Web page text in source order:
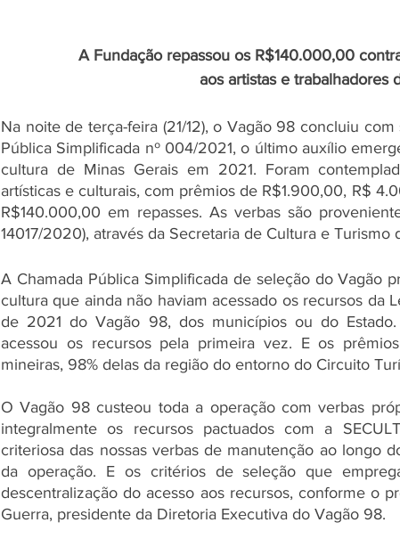
A Fundação repassou os R$140.000,00
aos artistas e trabalhadores
Na noite de terça-feira (21/12), o Vagão 98 concluiu
Pública Simplificada nº 004/2021, o último auxílio
cultura de Minas Gerais em 2021. Foram
artísticas e culturais, com prêmios de R$1.900,00, R$
R$140.000,00 em repasses. As verbas são
14017/2020), através da Secretaria de Cultura e Turismo
A Chamada Pública Simplificada de seleção do Vagão
cultura que ainda não haviam acessado os recursos da
de 2021 do Vagão 98, dos municípios ou do
acessou os recursos pela primeira vez. E os
mineiras, 98% delas da região do entorno do Circuito
O Vagão 98 custeou toda a operação com verbas
integralmente os recursos pactuados com a
criteriosa das nossas verbas de manutenção ao longo
da operação. E os critérios de seleção que
descentralização do acesso aos recursos, conforme o
Guerra, presidente da Diretoria Executiva do Vagão 98.